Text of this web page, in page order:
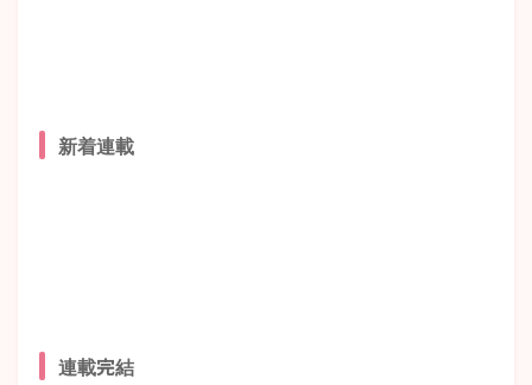
新着連載
連載完結